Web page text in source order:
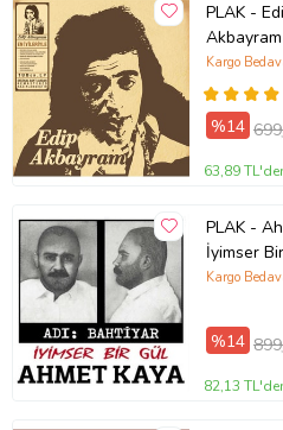
PLAK -
master)
Kargo
%14 699
63,89
PLAK -
İyimser
Kargo
%14 899
82,13